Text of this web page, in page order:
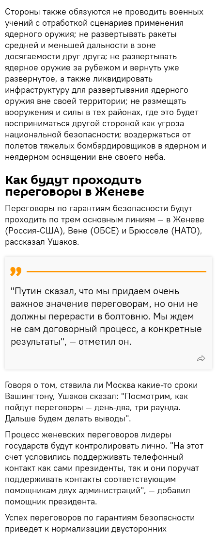
Стороны также обязуются не проводить военных
учений с отработкой сценариев применения
ядерного оружия; не развертывать ракеты
средней и меньшей дальности в зоне
досягаемости друг друга; не развертывать
ядерное оружие за рубежом и вернуть уже
развернутое, а также ликвидировать
инфраструктуру для развертывания ядерного
оружия вне своей территории; не размещать
вооружения и силы в тех районах, где это будет
восприниматься другой стороной как угроза
национальной безопасности; воздержаться от
полетов тяжелых бомбардировщиков в ядерном и
неядерном оснащении вне своего неба.
Как будут проходить
переговоры в Женеве
Переговоры по гарантиям безопасности будут
проходить по трем основным линиям — в Женеве
(Россия-США), Вене (ОБСЕ) и Брюсселе (НАТО),
рассказал Ушаков.
"Путин сказал, что мы придаем очень
важное значение переговорам, но они не
должны перерасти в болтовню. Мы ждем
не сам договорный процесс, а конкретные
результаты", — отметил он.
Говоря о том, ставила ли Москва какие-то сроки
Вашингтону, Ушаков сказал: "Посмотрим, как
пойдут переговоры — день-два, три раунда.
Дальше будем делать выводы".
Процесс женевских переговоров лидеры
государств будут контролировать лично. "На этот
счет условились поддерживать телефонный
контакт как сами президенты, так и они поручат
поддерживать контакты соответствующим
помощникам двух администраций", — добавил
помощник президента.
Успех переговоров по гарантиям безопасности
приведет к нормализации двусторонних